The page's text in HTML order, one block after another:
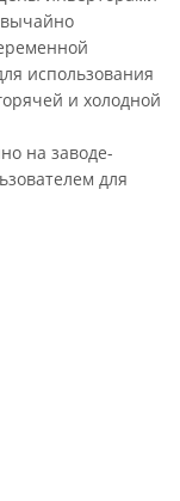
использования
и холодной
на заводе-
для